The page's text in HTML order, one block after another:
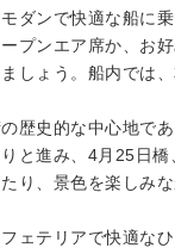
ダンで快適な船に
プンエア席か、お
しょう。船内では
歴史的な中心地で
と進み、4月25日
り、景色を楽しみ
ェテリアで快適な